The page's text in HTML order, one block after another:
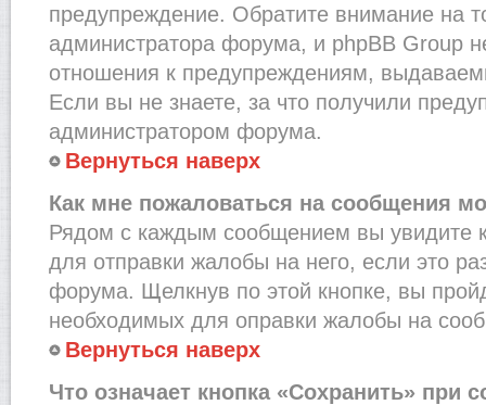
предупреждение. Обратите внимание на
администратора форума, и phpBB Group
отношения к предупреждениям,
Если вы не знаете, за что получили
администратором форума.
Вернуться наверх
Как мне пожаловаться на сообщения
Рядом с каждым сообщением вы увидите
для отправки жалобы на него, если это
форума. Щелкнув по этой кнопке, вы
необходимых для оправки жалобы на
Вернуться наверх
Что означает кнопка «Сохранить» при